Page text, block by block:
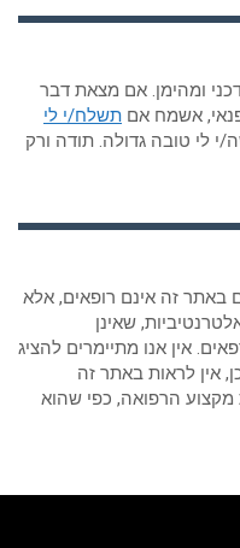
ומהימן. אם מצאת דבר
אשמח אם תשלח/י לי
לי טובה גדולה. תודה ורק
באתר זה אינם רופאים, אלא
שאינן
אין אנו מתיימרים להציג
אין לראות באתר זה
מקצוע הרפואה, כפי שהוא